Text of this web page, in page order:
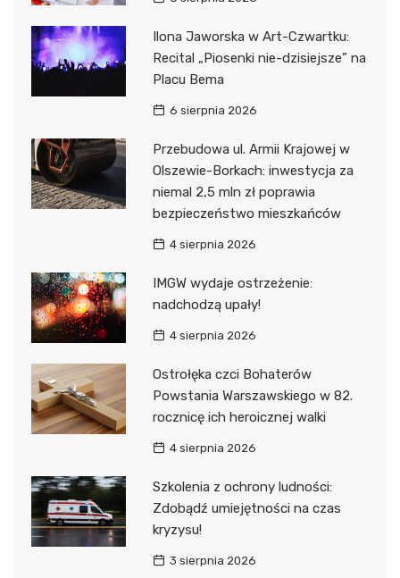
Ilona Jaworska w Art-Czwartku:
Recital „Piosenki nie-dzisiejsze” na
Placu Bema
6 sierpnia 2026
Przebudowa ul. Armii Krajowej w
Olszewie-Borkach: inwestycja za
niemal 2,5 mln zł poprawia
bezpieczeństwo mieszkańców
4 sierpnia 2026
IMGW wydaje ostrzeżenie:
nadchodzą upały!
4 sierpnia 2026
Ostrołęka czci Bohaterów
Powstania Warszawskiego w 82.
rocznicę ich heroicznej walki
4 sierpnia 2026
Szkolenia z ochrony ludności:
Zdobądź umiejętności na czas
kryzysu!
3 sierpnia 2026